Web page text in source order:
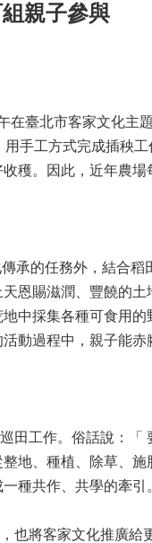
親子參與
臺北市客家文化主
手工方式完成插秧
穫。因此，近年農
的任務外，結合稻
恩賜滋潤、豐饒的
中採集各種可食用
動過程中，親子能
田工作。俗話說：
「
地、種植、除草、
種共作、共學的牽引
將客家文化推廣給